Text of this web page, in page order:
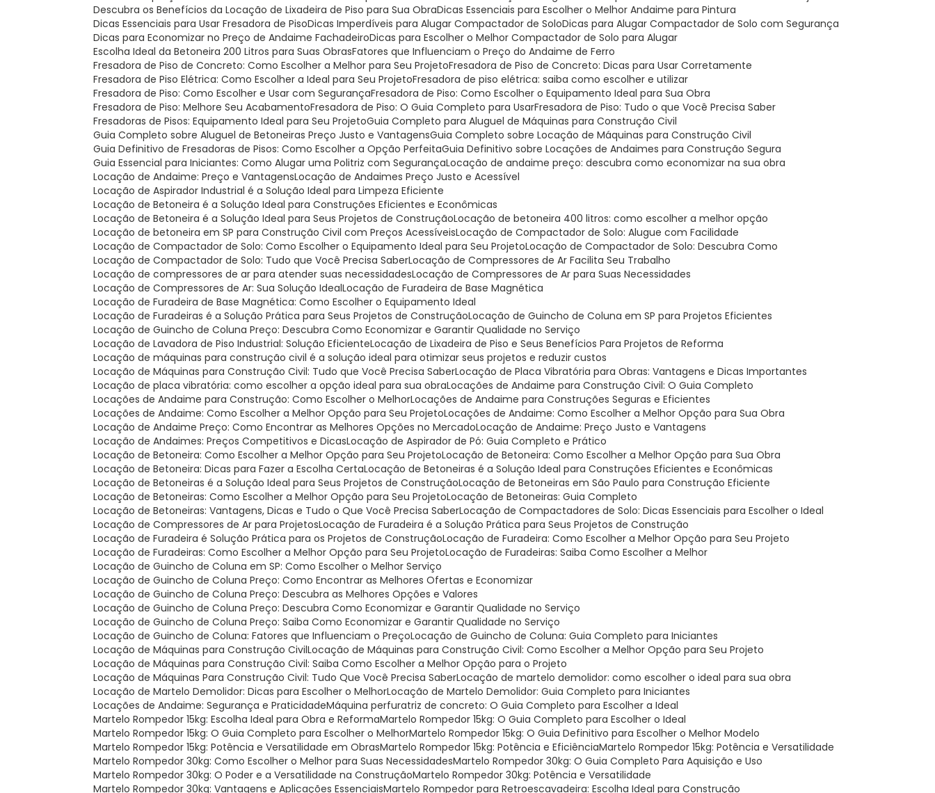
Descubra os Benefícios da Locação de Lixadeira de Piso para Sua Obra Dicas Essenciais para Escolher o Melhor Andaime para Pintura
Dicas Essenciais para Usar Fresadora de Piso Dicas Imperdíveis para Alugar Compactador de Solo Dicas para Alugar Compactador de Solo com Segurança
Dicas para Economizar no Preço de Andaime Fachadeiro Dicas para Escolher o Melhor Compactador de Solo para Alugar
Escolha Ideal da Betoneira 200 Litros para Suas Obras Fatores que Influenciam o Preço do Andaime de Ferro
Fresadora de Piso de Concreto: Como Escolher a Melhor para Seu Projeto Fresadora de Piso de Concreto: Dicas para Usar Corretamente
Fresadora de Piso Elétrica: Como Escolher a Ideal para Seu Projeto Fresadora de piso elétrica: saiba como escolher e utilizar
Fresadora de Piso: Como Escolher e Usar com Segurança Fresadora de Piso: Como Escolher o Equipamento Ideal para Sua Obra
Fresadora de Piso: Melhore Seu Acabamento Fresadora de Piso: O Guia Completo para Usar Fresadora de Piso: Tudo o que Você Precisa Saber
Fresadoras de Pisos: Equipamento Ideal para Seu Projeto Guia Completo para Aluguel de Máquinas para Construção Civil
Guia Completo sobre Aluguel de Betoneiras Preço Justo e Vantagens Guia Completo sobre Locação de Máquinas para Construção Civil
Guia Definitivo de Fresadoras de Pisos: Como Escolher a Opção Perfeita Guia Definitivo sobre Locações de Andaimes para Construção Segura
Guia Essencial para Iniciantes: Como Alugar uma Politriz com Segurança Locação de andaime preço: descubra como economizar na sua obra
Locação de Andaime: Preço e Vantagens Locação de Andaimes Preço Justo e Acessível
Locação de Aspirador Industrial é a Solução Ideal para Limpeza Eficiente
Locação de Betoneira é a Solução Ideal para Construções Eficientes e Econômicas
Locação de Betoneira é a Solução Ideal para Seus Projetos de Construção Locação de betoneira 400 litros: como escolher a melhor opção
Locação de betoneira em SP para Construção Civil com Preços Acessíveis Locação de Compactador de Solo: Alugue com Facilidade
Locação de Compactador de Solo: Como Escolher o Equipamento Ideal para Seu Projeto Locação de Compactador de Solo: Descubra Como
Locação de Compactador de Solo: Tudo que Você Precisa Saber Locação de Compressores de Ar Facilita Seu Trabalho
Locação de compressores de ar para atender suas necessidades Locação de Compressores de Ar para Suas Necessidades
Locação de Compressores de Ar: Sua Solução Ideal Locação de Furadeira de Base Magnética
Locação de Furadeira de Base Magnética: Como Escolher o Equipamento Ideal
Locação de Furadeiras é a Solução Prática para Seus Projetos de Construção Locação de Guincho de Coluna em SP para Projetos Eficientes
Locação de Guincho de Coluna Preço: Descubra Como Economizar e Garantir Qualidade no Serviço
Locação de Lavadora de Piso Industrial: Solução Eficiente Locação de Lixadeira de Piso e Seus Benefícios Para Projetos de Reforma
Locação de máquinas para construção civil é a solução ideal para otimizar seus projetos e reduzir custos
Locação de Máquinas para Construção Civil: Tudo que Você Precisa Saber Locação de Placa Vibratória para Obras: Vantagens e Dicas Importantes
Locação de placa vibratória: como escolher a opção ideal para sua obra Locações de Andaime para Construção Civil: O Guia Completo
Locações de Andaime para Construção: Como Escolher o Melhor Locações de Andaime para Construções Seguras e Eficientes
Locações de Andaime: Como Escolher a Melhor Opção para Seu Projeto Locações de Andaime: Como Escolher a Melhor Opção para Sua Obra
Locação de Andaime Preço: Como Encontrar as Melhores Opções no Mercado Locação de Andaime: Preço Justo e Vantagens
Locação de Andaimes: Preços Competitivos e Dicas Locação de Aspirador de Pó: Guia Completo e Prático
Locação de Betoneira: Como Escolher a Melhor Opção para Seu Projeto Locação de Betoneira: Como Escolher a Melhor Opção para Sua Obra
Locação de Betoneira: Dicas para Fazer a Escolha Certa Locação de Betoneiras é a Solução Ideal para Construções Eficientes e Econômicas
Locação de Betoneiras é a Solução Ideal para Seus Projetos de Construção Locação de Betoneiras em São Paulo para Construção Eficiente
Locação de Betoneiras: Como Escolher a Melhor Opção para Seu Projeto Locação de Betoneiras: Guia Completo
Locação de Betoneiras: Vantagens, Dicas e Tudo o Que Você Precisa Saber Locação de Compactadores de Solo: Dicas Essenciais para Escolher o Ideal
Locação de Compressores de Ar para Projetos Locação de Furadeira é a Solução Prática para Seus Projetos de Construção
Locação de Furadeira é Solução Prática para os Projetos de Construção Locação de Furadeira: Como Escolher a Melhor Opção para Seu Projeto
Locação de Furadeiras: Como Escolher a Melhor Opção para Seu Projeto Locação de Furadeiras: Saiba Como Escolher a Melhor
Locação de Guincho de Coluna em SP: Como Escolher o Melhor Serviço
Locação de Guincho de Coluna Preço: Como Encontrar as Melhores Ofertas e Economizar
Locação de Guincho de Coluna Preço: Descubra as Melhores Opções e Valores
Locação de Guincho de Coluna Preço: Descubra Como Economizar e Garantir Qualidade no Serviço
Locação de Guincho de Coluna Preço: Saiba Como Economizar e Garantir Qualidade no Serviço
Locação de Guincho de Coluna: Fatores que Influenciam o Preço Locação de Guincho de Coluna: Guia Completo para Iniciantes
Locação de Máquinas para Construção Civil Locação de Máquinas para Construção Civil: Como Escolher a Melhor Opção para Seu Projeto
Locação de Máquinas para Construção Civil: Saiba Como Escolher a Melhor Opção para o Projeto
Locação de Máquinas Para Construção Civil: Tudo Que Você Precisa Saber Locação de martelo demolidor: como escolher o ideal para sua obra
Locação de Martelo Demolidor: Dicas para Escolher o Melhor Locação de Martelo Demolidor: Guia Completo para Iniciantes
Locações de Andaime: Segurança e Praticidade Máquina perfuratriz de concreto: O Guia Completo para Escolher a Ideal
Martelo Rompedor 15kg: Escolha Ideal para Obra e Reforma Martelo Rompedor 15kg: O Guia Completo para Escolher o Ideal
Martelo Rompedor 15kg: O Guia Completo para Escolher o Melhor Martelo Rompedor 15kg: O Guia Definitivo para Escolher o Melhor Modelo
Martelo Rompedor 15kg: Potência e Versatilidade em Obras Martelo Rompedor 15kg: Potência e Eficiência Martelo Rompedor 15kg: Potência e Versatilidade
Martelo Rompedor 30kg: Como Escolher o Melhor para Suas Necessidades Martelo Rompedor 30kg: O Guia Completo Para Aquisição e Uso
Martelo Rompedor 30kg: O Poder e a Versatilidade na Construção Martelo Rompedor 30kg: Potência e Versatilidade
Martelo Rompedor 30kg: Vantagens e Aplicações Essenciais Martelo Rompedor para Retroescavadeira: Escolha Ideal para Construção